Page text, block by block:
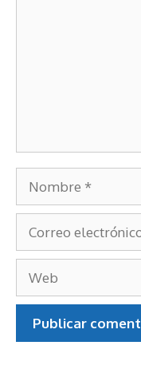
Nombre
Correo
electrónico
Web